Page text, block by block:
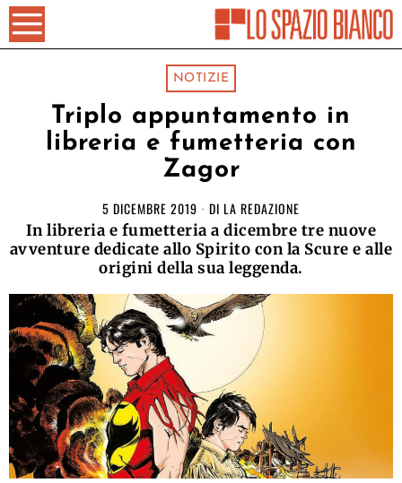
NOTIZIE
Triplo appuntamento in
libreria e fumetteria con
Zagor
5 DICEMBRE 2019 DI LA REDAZIONE
In libreria e fumetteria a dicembre tre nuove
avventure dedicate allo Spirito con la Scure e alle
origini della sua leggenda.